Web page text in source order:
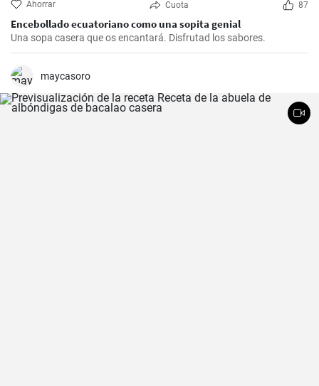
Ahorrar Cuota 87
Encebollado ecuatoriano como una sopita genial
Una sopa casera que os encantará. Disfrutad los sabores.
maycasoro